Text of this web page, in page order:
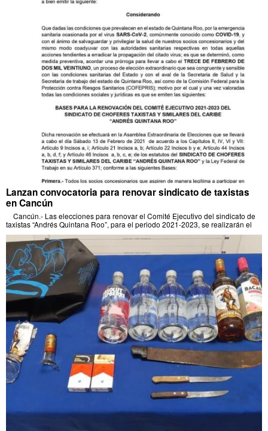
Lanzan convocatoria para renovar sindicato de taxistas
en Cancún
Cancún.- Las elecciones para renovar el Comité Ejecutivo del sindicato de
taxistas “Andrés Quintana Roo”, para el periodo 2021-2023, se realizarán el